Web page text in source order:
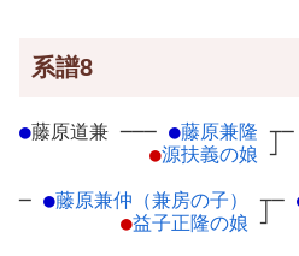
系譜8
●藤原道兼 ─── ●藤原兼隆 ┬
●源扶義の娘 ┘
─
─ ●藤原兼仲（兼房の子）
┬
●益子正隆の娘 ┘
─